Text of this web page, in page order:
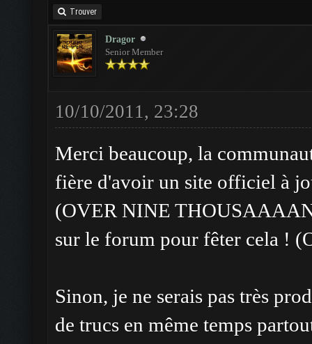
Trouver
Dragor
Senior Member
10/10/2011, 23:28
Merci beaucoup, la
fière d'avoir un site officiel à
(OVER NINE
sur le forum pour fêter cela !
Sinon, je ne serais pas très
de trucs en même temps